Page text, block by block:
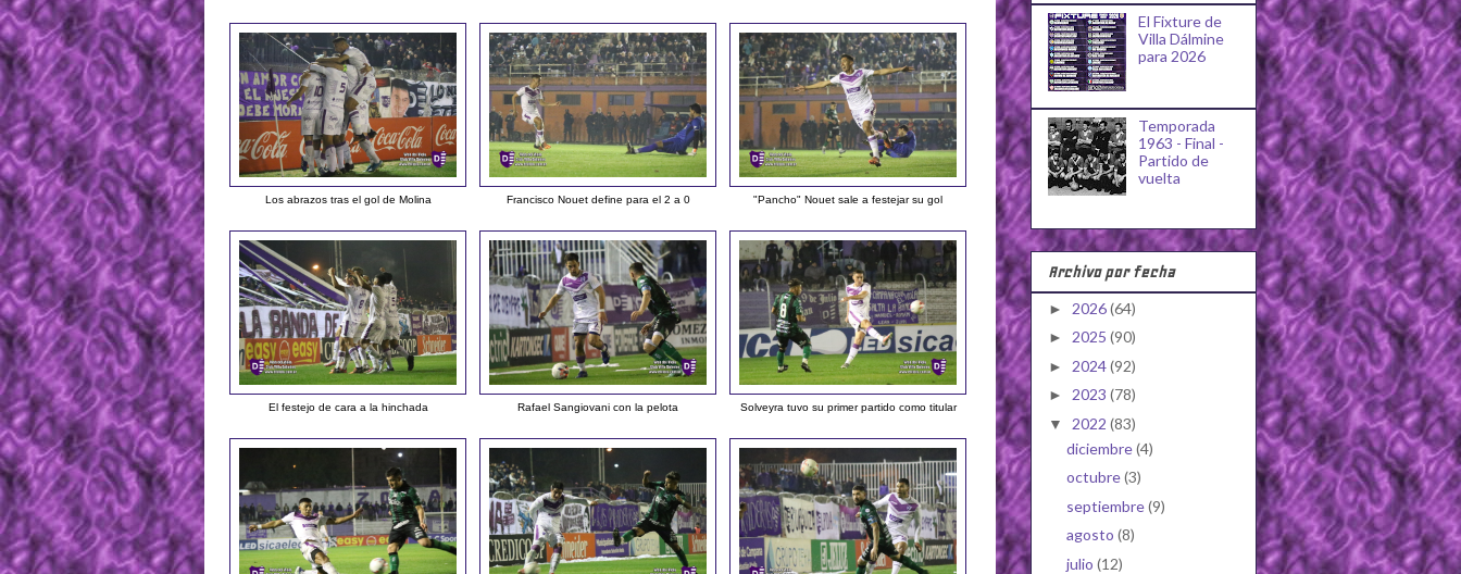
Los abrazos tras el gol de Molina Francisco Nouet define para el 2 a 0 "Pancho" Nouet sale a festejar su gol
El festejo de cara a la hinchada Rafael Sangiovani con la pelota Solveyra tuvo su primer partido como titular
El Fixture de
Villa Dálmine
para 2026
Temporada
1963 - Final -
Partido de
vuelta
Archivo por fecha
► 2026(64)
► 2025 (90)
► 2024(92)
► 2023 (78)
▼ 2022 (83)
diciembre(4)
octubre(3)
septiembre(9)
agosto (8)
julio (12)